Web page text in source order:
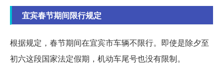
宜宾春节期间限行规定
根据规定，春节期间在宜宾市车辆不限行。即使是除夕至
初六这段国家法定假期，机动车尾号也没有限制。